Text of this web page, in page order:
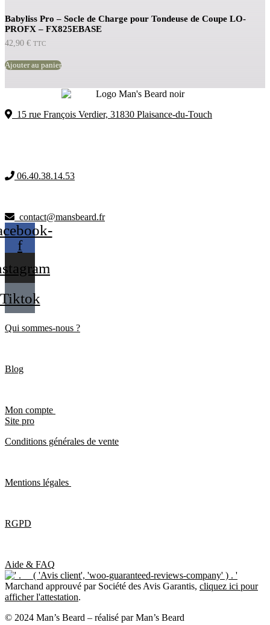
Babyliss Pro – Socle de Charge pour Tondeuse de Coupe LO-
PROFX – FX825EBASE
42,90 € TTC
Ajouter au panier
15 rue François Verdier, 31830 Plaisance-du-Touch
06.40.38.14.53
contact@mansbeard.fr
f
Tiktok
Qui sommes-nous ?
Blog
Mon compte
Site pro
Conditions générales de vente
Mentions légales
RGPD
Aide & FAQ
Marchand approuvé par Société des Avis Garantis, cliquez ici pour
afficher l'attestation.
© 2024 Man’s Beard – réalisé par Man’s Beard